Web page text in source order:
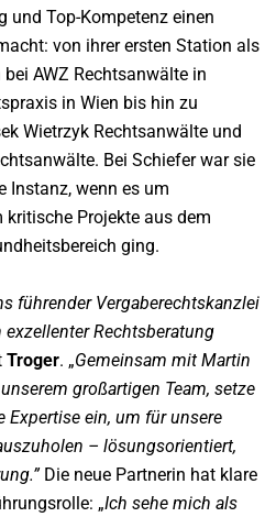
und Top-Kompetenz einen
von ihrer ersten Station als
AWZ Rechtsanwälte in
in Wien bis hin zu
Wietrzyk Rechtsanwälte und
Bei Schiefer war sie
Instanz, wenn es um
Projekte aus dem
ging.
führender Vergaberechtskanzlei
Rechtsberatung
Troger. „Gemeinsam mit Martin
großartigen Team, setze
ein, um für unsere
– lösungsorientiert,
Die neue Partnerin hat klare
„Ich sehe mich als